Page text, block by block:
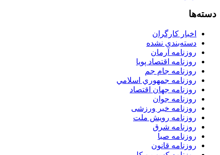
دسته‌ها
اخبار کارگران
دسته‌بندی نشده
روزنامه آرمان
روزنامه اقتصاد پویا
روزنامه جام جم
روزنامه جمهوري اسلامي
روزنامه جهان اقتصاد
روزنامه جوان
روزنامه خبر ورزشى
روزنامه رویش ملت
روزنامه شرق
روزنامه صبا
روزنامه قانون